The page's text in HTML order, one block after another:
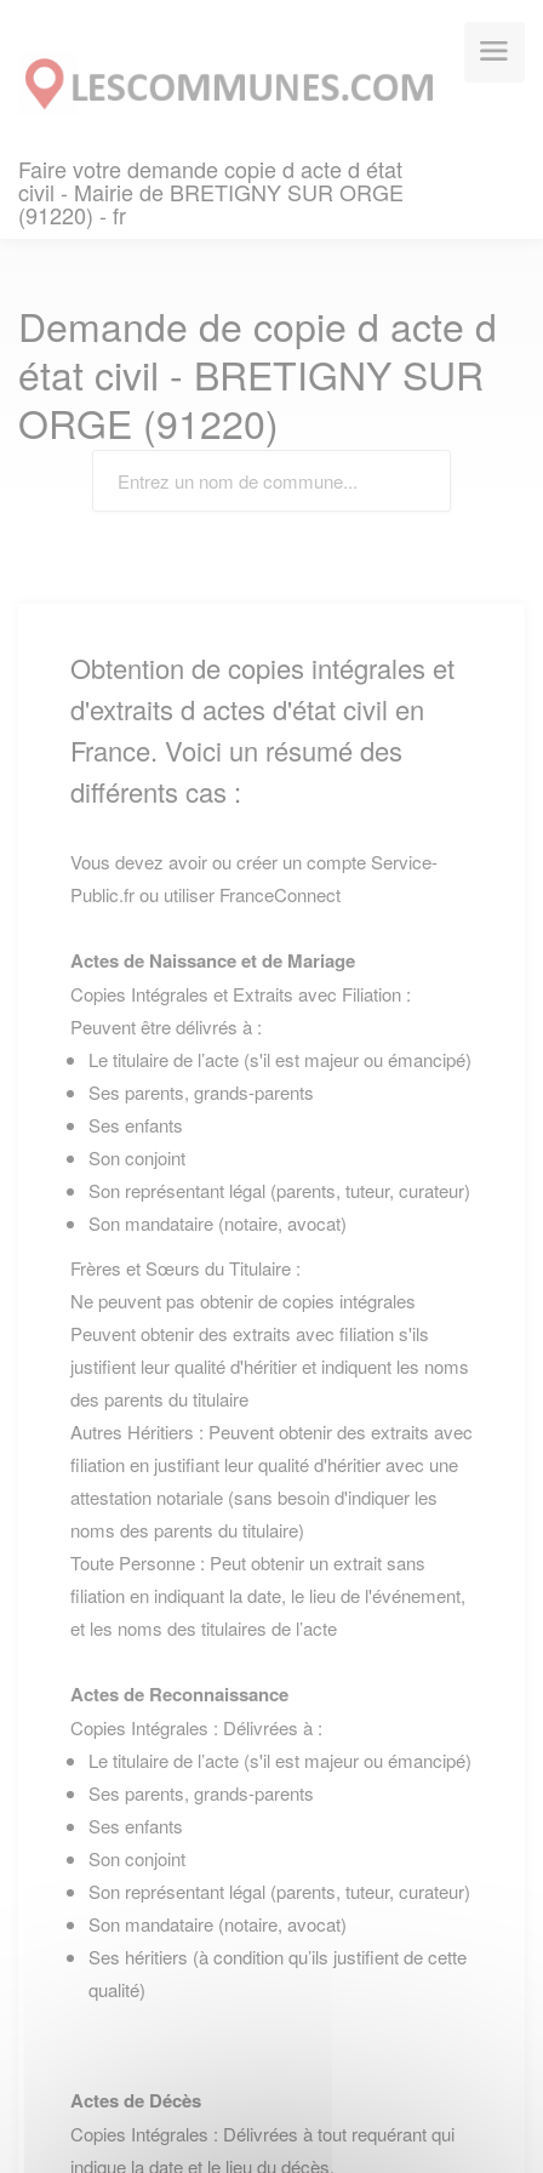
Faire votre demande copie d acte d état
civil - Mairie de BRETIGNY SUR ORGE
(91220) - fr
Demande de copie d acte d
état civil - BRETIGNY SUR
ORGE (91220)
Obtention de copies intégrales et
d'extraits d actes d'état civil en
France. Voici un résumé des
différents cas :
Vous devez avoir ou créer un compte Service-
Public.fr ou utiliser FranceConnect
Actes de Naissance et de Mariage
Copies Intégrales et Extraits avec Filiation :
Peuvent être délivrés à :
Le titulaire de l’acte (s'il est majeur ou émancipé)
Ses parents, grands-parents
Ses enfants
Son conjoint
Son représentant légal (parents, tuteur, curateur)
Son mandataire (notaire, avocat)
Frères et Sœurs du Titulaire :
Ne peuvent pas obtenir de copies intégrales
Peuvent obtenir des extraits avec filiation s'ils
justifient leur qualité d'héritier et indiquent les noms
des parents du titulaire
Autres Héritiers : Peuvent obtenir des extraits avec
filiation en justifiant leur qualité d'héritier avec une
attestation notariale (sans besoin d'indiquer les
noms des parents du titulaire)
Toute Personne : Peut obtenir un extrait sans
filiation en indiquant la date, le lieu de l'événement,
et les noms des titulaires de l’acte
Actes de Reconnaissance
Copies Intégrales : Délivrées à :
Le titulaire de l’acte (s'il est majeur ou émancipé)
Ses parents, grands-parents
Ses enfants
Son conjoint
Son représentant légal (parents, tuteur, curateur)
Son mandataire (notaire, avocat)
Ses héritiers (à condition qu’ils justifient de cette
qualité)
Actes de Décès
Copies Intégrales : Délivrées à tout requérant qui
indique la date et le lieu du décès.